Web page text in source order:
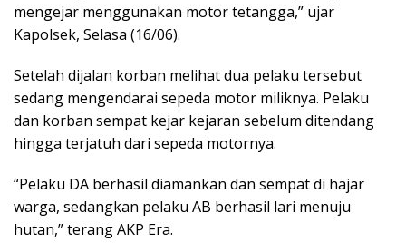
mengejar menggunakan motor tetangga,” ujar
Kapolsek, Selasa (16/06).
Setelah dijalan korban melihat dua pelaku tersebut
sedang mengendarai sepeda motor miliknya. Pelaku
dan korban sempat kejar kejaran sebelum ditendang
hingga terjatuh dari sepeda motornya.
“Pelaku DA berhasil diamankan dan sempat di hajar
warga, sedangkan pelaku AB berhasil lari menuju
hutan,” terang AKP Era.